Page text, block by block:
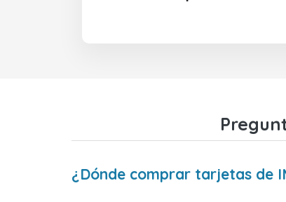
¿Dónde comprar tarjetas de